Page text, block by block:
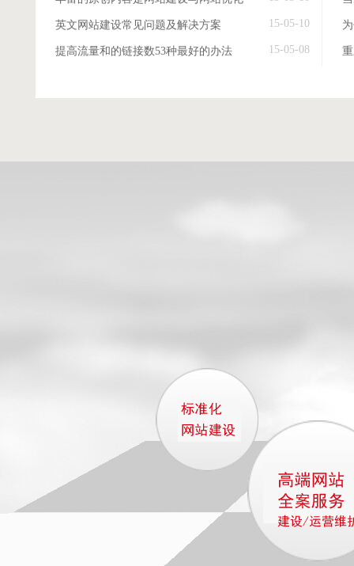
英文网站建设常见问题及解决方案 15-05-10
提高流量和的链接数53种最好的办法 15-05-08